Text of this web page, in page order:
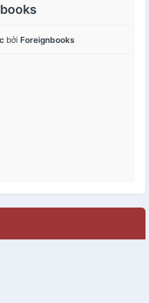
bởi Foreignbooks